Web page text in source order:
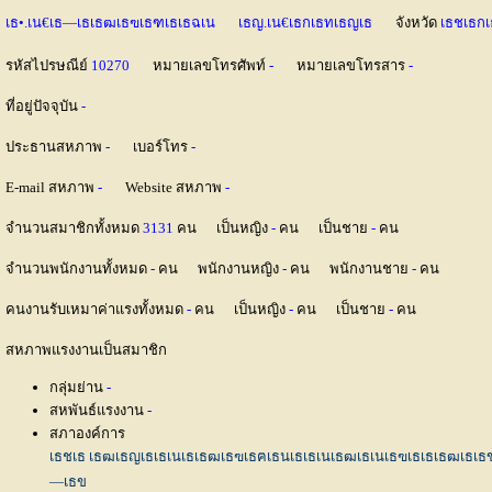
เธ•.เน€เธ—เธเธฒเธฃเธฑเธเธฉเน เธญ.เน€เธกเธทเธญเธ จังหวัด เธชเธก
รหัสไปรษณีย์ 10270 หมายเลขโทรศัพท์ - หมายเลขโทรสาร -
ที่อยู่ปัจจุบัน -
ประธานสหภาพ - เบอร์โทร -
E-mail สหภาพ - Website สหภาพ -
จำนวนสมาชิกทั้งหมด 3131 คน เป็นหญิง - คน เป็นชาย - คน
จำนวนพนักงานทั้งหมด - คน พนักงานหญิง - คน พนักงานชาย - คน
คนงานรับเหมาค่าแรงทั้งหมด - คน เป็นหญิง - คน เป็นชาย - คน
สหภาพแรงงานเป็นสมาชิก
กลุ่มย่าน -
สหพันธ์แรงงาน -
สภาองค์การ
เธชเธ เธฒเธญเธเธเนเธเธฒเธฃเธฅเธนเธเธเนเธฒเธเนเธฃเธเธเธฒเธ
—เธข